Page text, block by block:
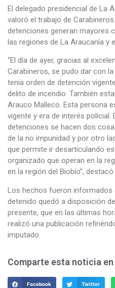
El delegado presidencial de La
valoró el trabajo de
detenciones generan mayores
las regiones de La Araucanía y
“El día de ayer, gracias al
Carabineros, se pudo dar con
tenía orden de detención
delito de incendio. También
Arauco Malleco. Esta persona
vigente y era de interés
detenciones se hacen dos
de la no impunidad y por otro
que permite ir desarticulando
organizado que operan en la
en la región del Biobío”,
Los hechos fueron informados
detenido quedó a disposición
presente, que en las últimas
realizó una publicación
imputado.
Comparte esta noticia en
Facebook Twitter